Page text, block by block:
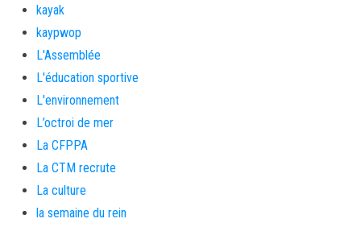
kayak
kaypwop
L'Assemblée
L'éducation sportive
L'environnement
L’octroi de mer
La CFPPA
La CTM recrute
La culture
la semaine du rein